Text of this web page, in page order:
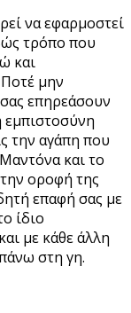
να εφαρμοστεί
τρόπο που
και
μην
επηρεάσουν
εμπιστοσύνη
την αγάπη που
και το
οροφή της
επαφή σας με
ίδιο
με κάθε άλλη
στη γη.